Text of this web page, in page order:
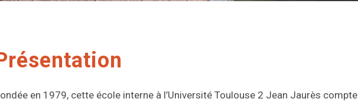
en 1979, cette école interne à l’Université Toulouse 2 Jean Jaurès compte